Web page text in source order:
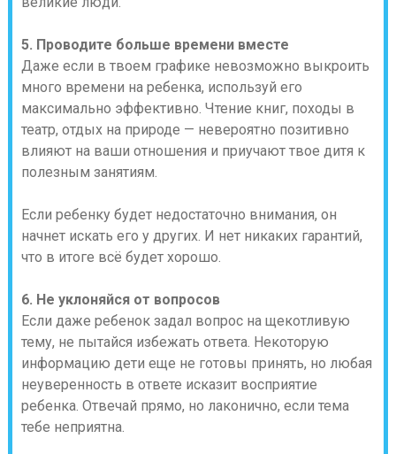
5. Проводите больше времени вместе
Даже если в твоем графике невозможно выкроить
много времени на ребенка, используй его
максимально эффективно. Чтение книг, походы в
театр, отдых на природе — невероятно позитивно
влияют на ваши отношения и приучают твое дитя к
полезным занятиям.
Если ребенку будет недостаточно внимания, он
начнет искать его у других. И нет никаких гарантий,
что в итоге всё будет хорошо.
6. Не уклоняйся от вопросов
Если даже ребенок задал вопрос на щекотливую
тему, не пытайся избежать ответа. Некоторую
информацию дети еще не готовы принять, но любая
неуверенность в ответе исказит восприятие
ребенка. Отвечай прямо, но лаконично, если тема
тебе неприятна.